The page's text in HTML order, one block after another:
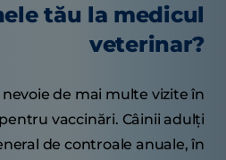
tău la medicul
veterinar?
de mai multe vizite în
vaccinări. Câinii adulți
de controale anuale, în